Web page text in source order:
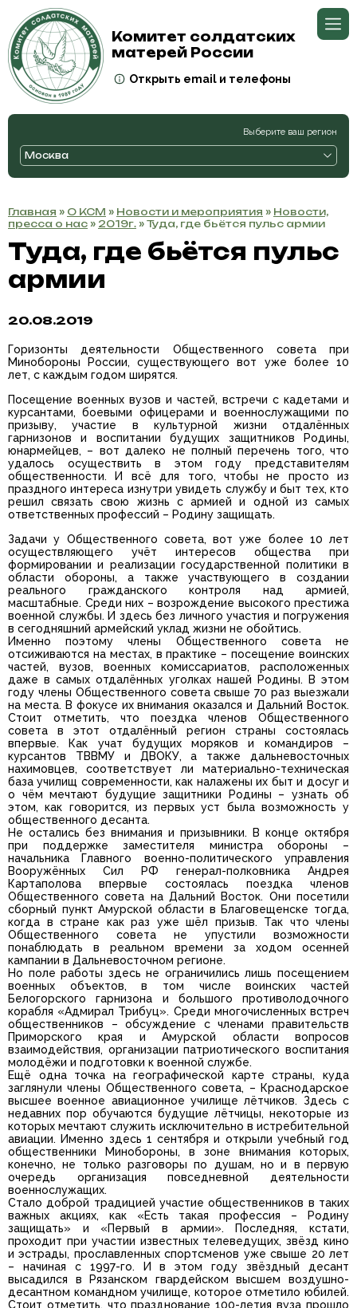
Комитет солдатских
матерей России
Открыть email и телефоны
Выберите ваш регион
Москва
Главная » О КСМ » Новости и мероприятия » Новости,
пресса о нас » 2019г. » Туда, где бьётся пульс армии
Туда, где бьётся пульс
армии
20.08.2019
Горизонты деятельности Общественного совета при
Минобороны России, существующего вот уже более 10
лет, с каждым годом ширятся.
Посещение военных вузов и частей, встречи с кадетами и
курсантами, боевыми офицерами и военнослужащими по
призыву, участие в культурной жизни отдалённых
гарнизонов и воспитании будущих защитников Родины,
юнармейцев, – вот далеко не полный перечень того, что
удалось осуществить в этом году представителям
общественности. И всё для того, чтобы не просто из
праздного интереса изнутри увидеть службу и быт тех, кто
решил связать свою жизнь с армией и одной из самых
ответственных профессий – Родину защищать.
Задачи у Общественного совета, вот уже более 10 лет
осуществляющего учёт интересов общества при
формировании и реализации государственной политики в
области обороны, а также участвующего в создании
реального гражданского контроля над армией,
масштабные. Среди них – возрождение высокого престижа
военной службы. И здесь без личного участия и погружения
в сегодняшний армейский уклад жизни не обойтись.
Именно поэтому члены Общественного совета не
отсиживаются на местах, в практике – посещение воинских
частей, вузов, военных комиссариатов, расположенных
даже в самых отдалённых уголках нашей Родины. В этом
году члены Общественного совета свыше 70 раз выезжали
на места. В фокусе их внимания оказался и Дальний Восток.
Стоит отметить, что поездка членов Общественного
совета в этот отдалённый регион страны состоялась
впервые. Как учат будущих моряков и командиров –
курсантов ТВВМУ и ДВОКУ, а также дальневосточных
нахимовцев, соответствует ли материально-техническая
база училищ современности, как налажены их быт и досуг и
о чём мечтают будущие защитники Родины – узнать об
этом, как говорится, из первых уст была возможность у
общественного десанта.
Не остались без внимания и призывники. В конце октября
при поддержке заместителя министра обороны –
начальника Главного военно-политического управления
Вооружённых Сил РФ генерал-полковника Андрея
Картаполова впервые состоялась поездка членов
Общественного совета на Дальний Восток. Они посетили
сборный пункт Амурской области в Благовещенске тогда,
когда в стране как раз уже шёл призыв. Так что члены
Общественного совета не упустили возможности
понаблюдать в реальном времени за ходом осенней
кампании в Дальневосточном регионе.
Но поле работы здесь не ограничились лишь посещением
военных объектов, в том числе воинских частей
Белогорского гарнизона и большого противолодочного
корабля «Адмирал Трибуц». Среди многочисленных встреч
общественников – обсуждение с членами правительств
Приморского края и Амурской области вопросов
взаимодействия, организации патриотического воспитания
молодёжи и подготовки к военной службе.
Ещё одна точка на географической карте страны, куда
заглянули члены Общественного совета, – Краснодарское
высшее военное авиационное училище лётчиков. Здесь с
недавних пор обучаются будущие лётчицы, некоторые из
которых мечтают служить исключительно в истребительной
авиации. Именно здесь 1 сентября и открыли учебный год
общественники Минобороны, в зоне внимания которых,
конечно, не только разговоры по душам, но и в первую
очередь организация повседневной деятельности
военнослужащих.
Стало доброй традицией участие общественников в таких
важных акциях, как «Есть такая профессия – Родину
защищать» и «Первый в армии». Последняя, кстати,
проходит при участии известных телеведущих, звёзд кино
и эстрады, прославленных спортсменов уже свыше 20 лет
– начиная с 1997-го. И в этом году звёздный десант
высадился в Рязанском гвардейском высшем воздушно-
десантном командном училище, которое отметило юбилей.
Стоит отметить, что празднование 100-летия вуза прошло